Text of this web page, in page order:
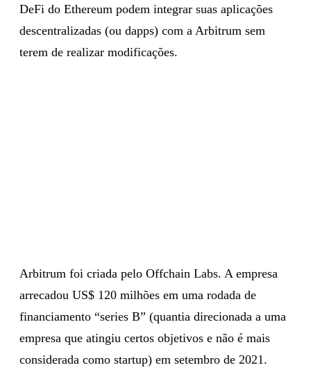
DeFi do Ethereum podem integrar suas aplicações
descentralizadas (ou dapps) com a Arbitrum sem
terem de realizar modificações.
Arbitrum foi criada pelo Offchain Labs. A empresa
arrecadou US$ 120 milhões em uma rodada de
financiamento “series B” (quantia direcionada a uma
empresa que atingiu certos objetivos e não é mais
considerada como startup) em setembro de 2021.